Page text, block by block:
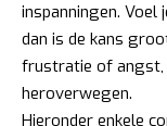
inspanningen. Voel
dan is de kans
frustratie of angst,
heroverwegen.
Hieronder enkele